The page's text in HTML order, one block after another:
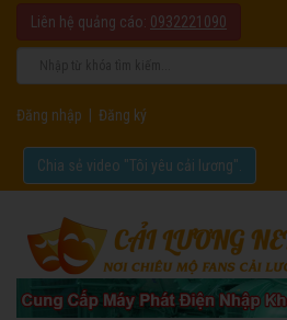
Liên hệ quảng cáo: 0932221090
Đăng nhập Đăng ký
Chia sẻ video "Tôi yêu cải lương".